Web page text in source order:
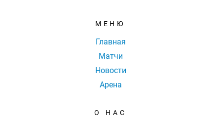
МЕНЮ
Главная
Матчи
Новости
Арена
О НАС